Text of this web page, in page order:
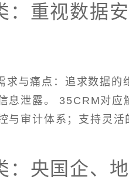
：重视数据
求与痛点：追求数据的
息泄露。 35CRM对应
与审计体系；支持灵活
：央国企、